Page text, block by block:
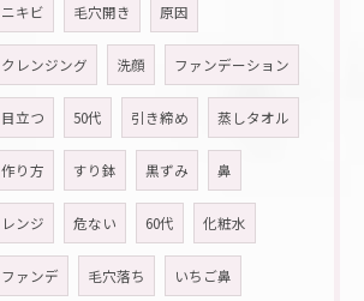
ニキビ 毛穴開き 原因
クレンジング 洗顔 ファンデーション
目立つ 50代 引き締め 蒸しタオル
作り方 すり鉢 黒ずみ 鼻
レンジ 危ない 60代 化粧水
ファンデ 毛穴落ち いちご鼻